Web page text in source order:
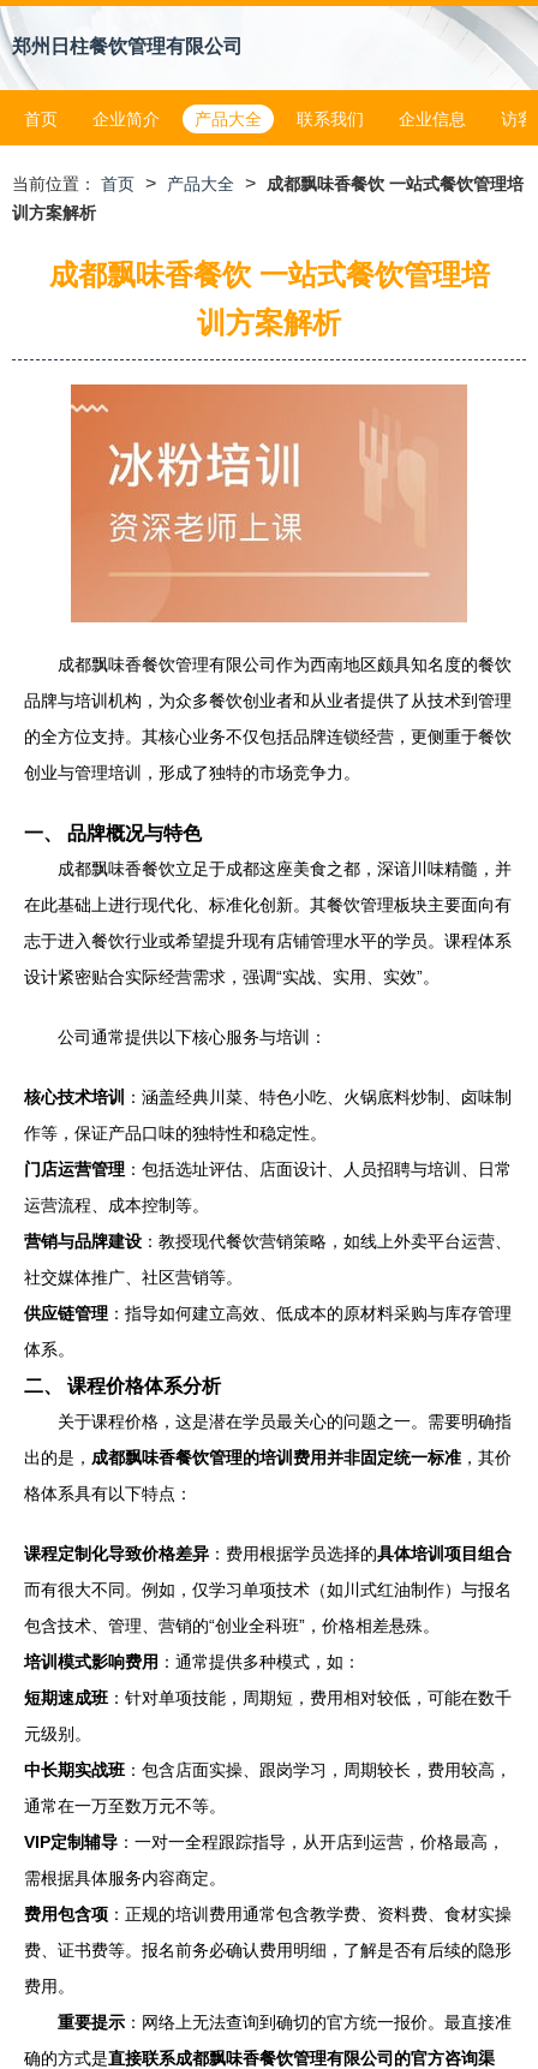
郑州日柱餐饮管理有限公司
首页 企业简介 产品大全 联系我们 企业信息 访客
当前位置： 首页 > 产品大全 >
成都飘味香餐饮 一站式餐饮管理培
训方案解析
成都飘味香餐饮 一站式餐饮管理培
训方案解析
成都飘味香餐饮管理有限公司作为西南地区颇具知名度的餐饮
品牌与培训机构，为众多餐饮创业者和从业者提供了从技术到管理
的全方位支持。其核心业务不仅包括品牌连锁经营，更侧重于餐饮
创业与管理培训，形成了独特的市场竞争力。
一、 品牌概况与特色
成都飘味香餐饮立足于成都这座美食之都，深谙川味精髓，并
在此基础上进行现代化、标准化创新。其餐饮管理板块主要面向有
志于进入餐饮行业或希望提升现有店铺管理水平的学员。课程体系
设计紧密贴合实际经营需求，强调“实战、实用、实效”。
公司通常提供以下核心服务与培训：
核心技术培训
：涵盖经典川菜、特色小吃、火锅底料炒制、卤味制
作等，保证产品口味的独特性和稳定性。
门店运营管理 ：包括选址评估、店面设计、人员招聘与培训、日常
运营流程、成本控制等。
营销与品牌建设 ：教授现代餐饮营销策略，如线上外卖平台运营、
社交媒体推广、社区营销等。
供应链管理 ：指导如何建立高效、低成本的原材料采购与库存管理
体系。
二、 课程价格体系分析
关于课程价格，这是潜在学员最关心的问题之一。需要明确指
出的是， 成都飘味香餐饮管理的培训费用并非固定统一标准 ，其价
格体系具有以下特点：
课程定制化导致价格差异 ：费用根据学员选择的具体培训项目组合
而有很大不同。例如，仅学习单项技术（如川式红油制作）与报名
包含技术、管理、营销的“创业全科班”，价格相差悬殊。
培训模式影响费用 ：通常提供多种模式，如：
短期速成班 ：针对单项技能，周期短，费用相对较低，可能在数千
元级别。
中长期实战班 ：包含店面实操、跟岗学习，周期较长，费用较高，
通常在一万至数万元不等。
VIP定制辅导 ：一对一全程跟踪指导，从开店到运营，价格最高，
需根据具体服务内容商定。
费用包含项 ：正规的培训费用通常包含教学费、资料费、食材实操
费、证书费等。报名前务必确认费用明细，了解是否有后续的隐形
费用。
重要提示 ：网络上无法查询到确切的官方统一报价。最直接准
确的方式是直接联系成都飘味香餐饮管理有限公司的官方咨询渠